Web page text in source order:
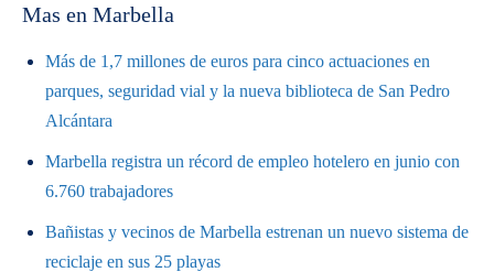
Mas en Marbella
Más de 1,7 millones de euros para cinco actuaciones en
parques, seguridad vial y la nueva biblioteca de San Pedro
Alcántara
Marbella registra un récord de empleo hotelero en junio con
6.760 trabajadores
Bañistas y vecinos de Marbella estrenan un nuevo sistema de
reciclaje en sus 25 playas